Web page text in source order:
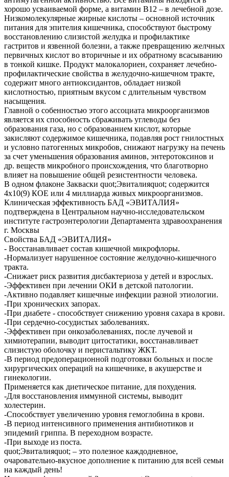
хорошо усваиваемой форме, а витамин В12 – в лечебной дозе.
Низкомолекулярные жирные кислоты – основной источник
питания для эпителия кишечника, способствуют быстрому
восстановлению слизистой желудка и профилактике
гастритов и язвенной болезни, а также превращению желчных
первичных кислот во вторичные и их обратному всасыванию
в тонкой кишке. Продукт малокалориен, сохраняет лечебно-
профилактические свойства в желудочно-кишечном тракте,
содержит много антиоксидантов, обладает низкой
кислотностью, приятным вкусом с длительным чувством
насыщения.
Главной о собенностью этого ассоциата микроорганизмов
является их способность сбраживать углеводы без
образования газа, но с образованием кислот, которые
закисляют содержимое кишечника, подавляя рост гнилостных
и условно патогенных микробов, снижают нагрузку на печень
за счет уменьшения образования аминов, энтеротоксинов и
др. веществ микробного происхождения, что благотворно
влияет на повышение общей резистентности человека.
В одном флаконе Закваски quot;Эвиталияquot; содержится
4х10(9) КОЕ или 4 миллиарда живых микроорганизмов.
Клиническая эффективность БАД «ЭВИТАЛИЯ»
подтверждена в Центральном научно-исследовательском
институте гастроэнтерологии Департамента здравоохранения
г. Москвы
Свойства БАД «ЭВИТАЛИЯ»
- Восстанавливает состав кишечной микрофлоры.
-Нормализует нарушенное состояние желудочно-кишечного
тракта.
-Снижает риск развития дисбактериоза у детей и взрослых.
-Эффективен при лечении ОКИ в детской патологии.
-Активно подавляет кишечные инфекции разной этиологии.
-При хронических запорах.
-При диабете - способствует снижению уровня сахара в крови.
-При сердечно-сосудистых заболеваниях.
-Эффективен при онкозаболеваниях, после лучевой и
химиотерапии, выводит цитостатики, восстанавливает
слизистую оболочку и перистальтику ЖКТ.
-В период предоперационной подготовки больных и после
хирургических операций на кишечнике, в акушерстве и
гинекологии.
Применяется как диетическое питание, для похудения.
-Для восстановления иммунной системы, выводит
холестерин.
-Способствует увеличению уровня гемоглобина в крови.
-В период интенсивного применения антибиотиков и
эпидемий гриппа. В переходном возрасте.
-При выходе из поста.
quot;Эвиталияquot; – это полезное каждодневное,
очаровательно-вкусное дополнение к питанию для всей семьи
на каждый день!